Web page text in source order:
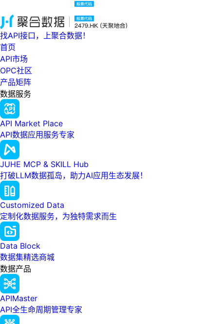
找API接口，上聚合数据！
首页
API市场
OPC社区
产品矩阵
数据服务
API Market Place
API数据应用服务专家
JUHE MCP & SKILL Hub
打破LLM数据孤岛，助力AI应用生态发展！
Customized Data
定制化数据服务，为独特需求而生
Data Block
数据集精选商城
数据产品
APIMaster
API全生命周期管理专家